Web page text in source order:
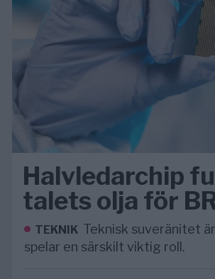
Halvledarchip
talets olja för
TEKNIK Teknisk suveränitet
spelar en särskilt viktig roll.